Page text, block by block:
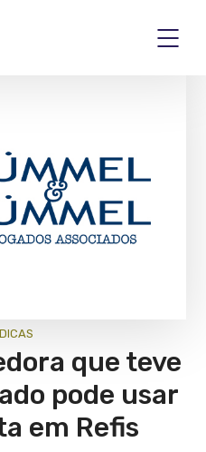
que teve
pode usar
em Refis